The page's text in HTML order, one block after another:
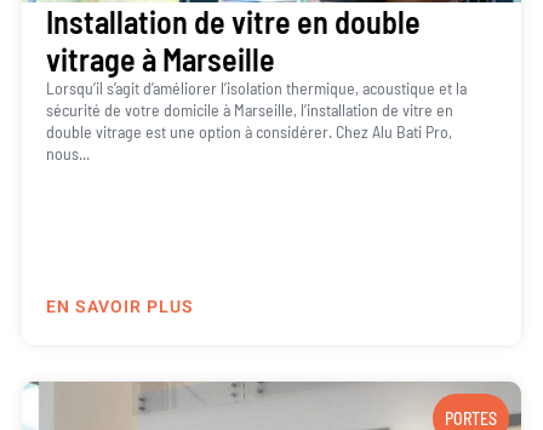
Installation de vitre en double
vitrage à Marseille
Lorsqu’il s’agit d’améliorer l’isolation thermique, acoustique et la
sécurité de votre domicile à Marseille, l’installation de vitre en
double vitrage est une option à considérer. Chez Alu Bati Pro,
nous...
EN SAVOIR PLUS
PORTES